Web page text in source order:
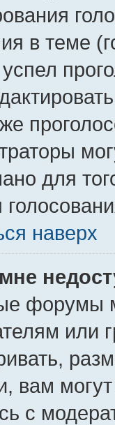
в теме
для
наверх
форумы
или
вам
с